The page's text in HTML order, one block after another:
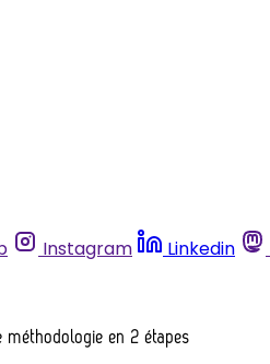
Instagram Linkedin
méthodologie en 2 étapes